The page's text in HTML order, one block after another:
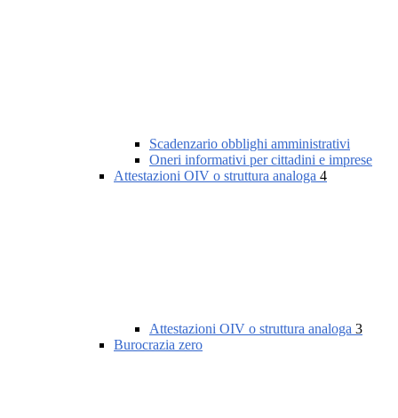
Scadenzario obblighi amministrativi
Oneri informativi per cittadini e imprese
Attestazioni OIV o struttura analoga 4
Attestazioni OIV o struttura analoga 3
Burocrazia zero